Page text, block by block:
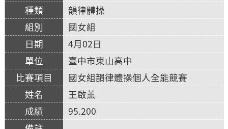
韻律體操
國女組
4月02日
臺中市東山高中
國女組韻律體操個人全能競賽
王啟薰
95.200